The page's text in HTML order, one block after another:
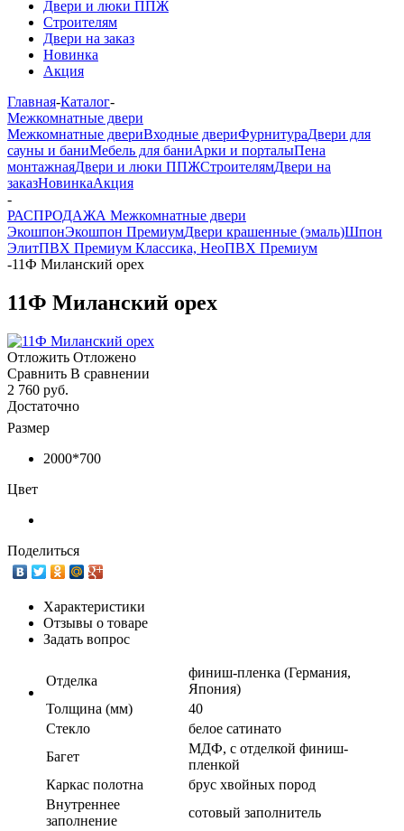
Двери и люки ППЖ
Строителям
Двери на заказ
Новинка
Акция
Главная-Каталог-
Межкомнатные двери
Межкомнатные двериВходные двериФурнитураДвери для
сауны и баниМебель для баниАрки и порталыПена
монтажнаяДвери и люки ППЖСтроителямДвери на
заказНовинкаАкция
-
РАСПРОДАЖА Межкомнатные двери
ЭкошпонЭкошпон ПремиумДвери крашенные (эмаль)Шпон
ЭлитПВХ Премиум Классика, НеоПВХ Премиум
-11Ф Миланский орех
11Ф Миланский орех
Отложить Отложено
Сравнить В сравнении
2 760 руб.
Достаточно
Размер
2000*700
Цвет
Поделиться
Характеристики
Отзывы о товаре
Задать вопрос
Отделка
финиш-пленка (Германия,
Япония)
Толщина (мм)
40
Стекло
белое сатинато
Багет
МДФ, с отделкой финиш-
пленкой
Каркас полотна
брус хвойных пород
Внутреннее
заполнение
сотовый заполнитель